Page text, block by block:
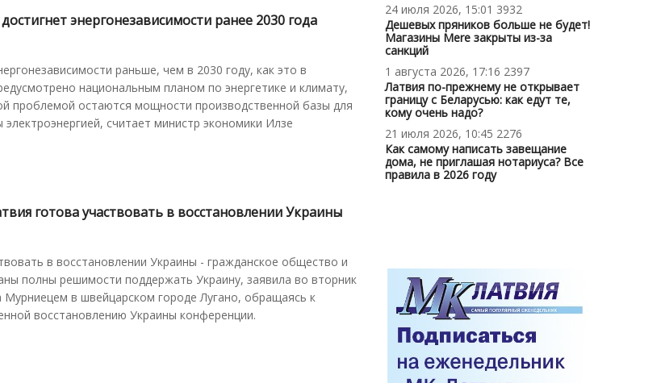
энергонезависимости ранее 2030 года
раньше, чем в 2030 году, как это в
национальным планом по энергетике и климату,
проблемой остаются мощности производственной базы для
электроэнергией, считает министр экономики Илзе
готова участвовать в восстановлении Украины
в восстановлении Украины - гражданское общество и
полны решимости поддержать Украину, заявила во вторник
Мурниецем в швейцарском городе Лугано, обращаясь к
восстановлению Украины конференции.
24 июля 2026, 15:01 3932
Дешевых пряников больше не будет!
Магазины Mere закрыты из-за
санкций
1 августа 2026, 17:16 2397
Латвия по-прежнему не открывает
границу с Беларусью: как едут те,
кому очень надо?
21 июля 2026, 10:45 2276
Как самому написать завещание
дома, не приглашая нотариуса? Все
правила в 2026 году